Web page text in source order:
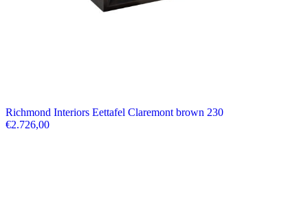
Richmond Interiors Eettafel Claremont brown 230
€2.726,00